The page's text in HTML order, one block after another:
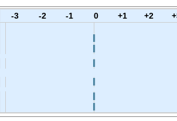
-3 -2 -1 0 +1 +2